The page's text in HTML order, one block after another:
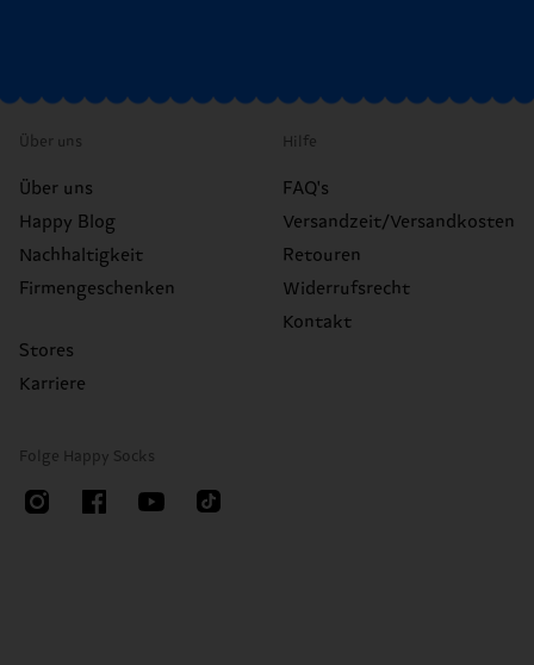
Über uns
Über uns
Happy Blog
Nachhaltigkeit
Firmengeschenken
Stores
Karriere
Hilfe
FAQ's
Versandzeit/Versandkosten
Retouren
Widerrufsrecht
Kontakt
Folge Happy Socks